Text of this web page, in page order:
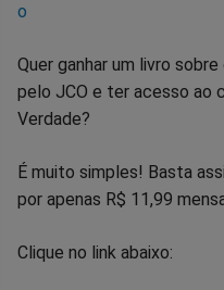
o
Quer ganhar um livro
pelo JCO e ter acesso ao
Verdade?
É muito simples! Basta
por apenas R$ 11,99
Clique no link abaixo: